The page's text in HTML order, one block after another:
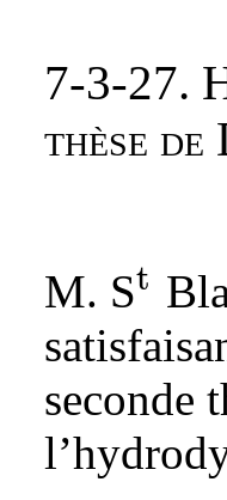
7-3-27.
thèse
M. St
seconde